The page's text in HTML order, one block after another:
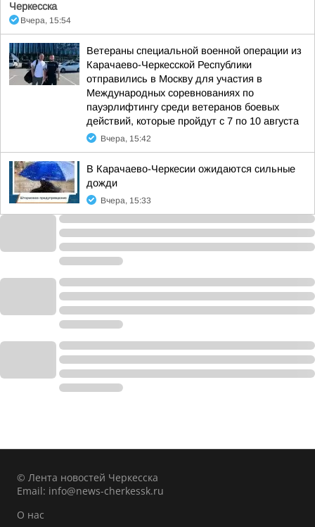
Черкесска
Вчера, 15:54
Ветераны специальной военной операции из
Карачаево-Черкесской Республики
отправились в Москву для участия в
Международных соревнованиях по
пауэрлифтингу среди ветеранов боевых
действий, которые пройдут с 7 по 10 августа
Вчера, 15:42
В Карачаево-Черкесии ожидаются сильные
дожди
Вчера, 15:33
© Лента новостей Черкесска
Email: info@news-cherkessk.ru
О нас